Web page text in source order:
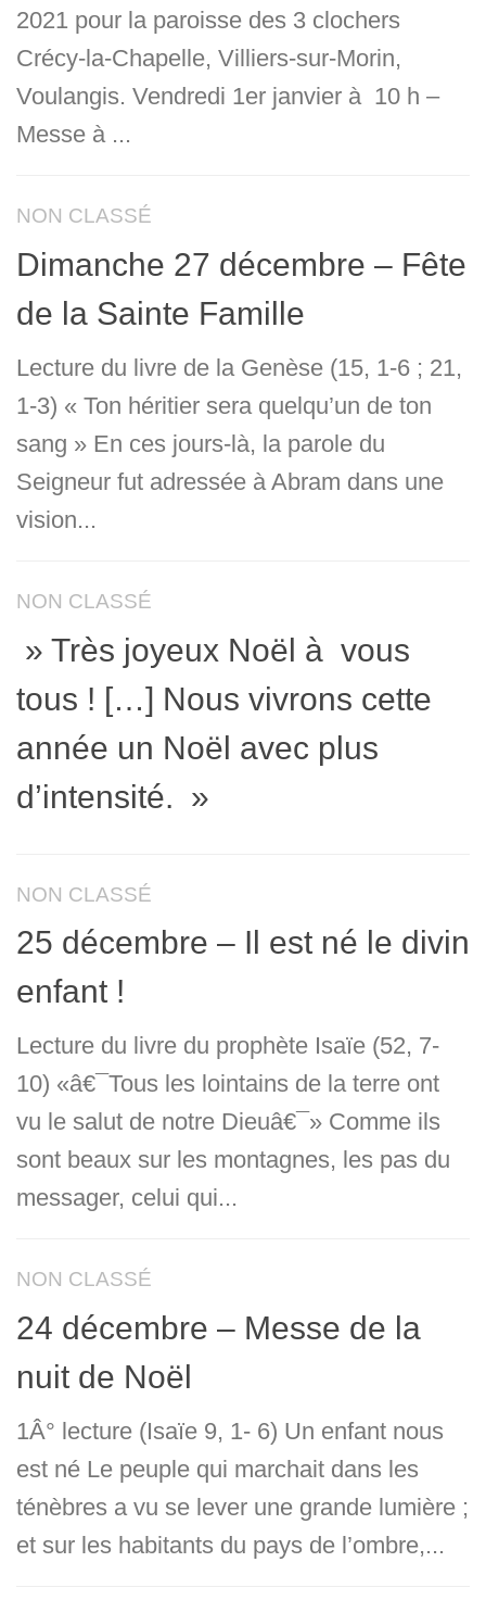
2021 pour la paroisse des 3 clochers
Crécy-la-Chapelle, Villiers-sur-Morin,
Voulangis. Vendredi 1er janvier à 10 h –
Messe à ...
NON CLASSÉ
Dimanche 27 décembre – Fête
de la Sainte Famille
Lecture du livre de la Genèse (15, 1-6 ; 21,
1-3) « Ton héritier sera quelqu’un de ton
sang » En ces jours-là, la parole du
Seigneur fut adressée à Abram dans une
vision...
NON CLASSÉ
» Très joyeux Noël à vous
tous ! […] Nous vivrons cette
année un Noël avec plus
d’intensité. »
NON CLASSÉ
25 décembre – Il est né le divin
enfant !
Lecture du livre du prophète Isaïe (52, 7-
10) «â€¯Tous les lointains de la terre ont
vu le salut de notre Dieuâ€¯» Comme ils
sont beaux sur les montagnes, les pas du
messager, celui qui...
NON CLASSÉ
24 décembre – Messe de la
nuit de Noël
1Â° lecture (Isaïe 9, 1- 6) Un enfant nous
est né Le peuple qui marchait dans les
ténèbres a vu se lever une grande lumière ;
et sur les habitants du pays de l’ombre,...